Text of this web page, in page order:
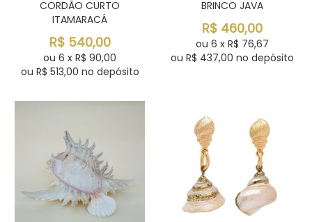
CORDÃO CURTO
ITAMARACÁ
R$ 540,00
ou 6 x R$ 90,00
ou R$ 513,00 no depósito
BRINCO JAVA
R$ 460,00
ou 6 x R$ 76,67
ou R$ 437,00 no depósito